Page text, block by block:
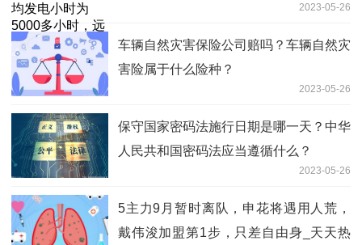
2023-05-26
车辆自然灾害保险公司赔吗？车辆自然灾
害险属于什么险种？
2023-05-26
保守国家密码法施行日期是哪一天？中华
人民共和国密码法应当遵循什么？
2023-05-26
5主力9月暂时离队，申花将遇用人荒，
戴伟浚加盟第1步，只差自由身_天天热